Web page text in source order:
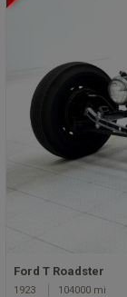
Ford T Roadster
1923 104000 mi